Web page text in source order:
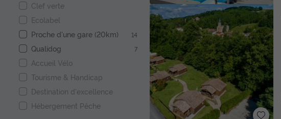
Clef verte
Ecolabel
Proche d'une gare (20km)
14
Qualidog 7
Accueil Vélo
Tourisme & Handicap
Destination d'excellence
Hébergement Pêche